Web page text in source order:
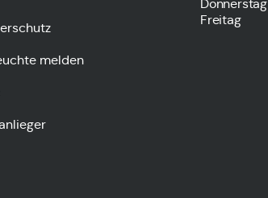
melden
Donnerstag
Freitag